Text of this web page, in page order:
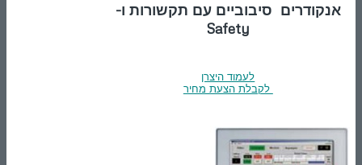
אנקודרים סיבוביים עם תקשורות ו-
Safety
לעמוד היצרן
לקבלת הצעת מחיר